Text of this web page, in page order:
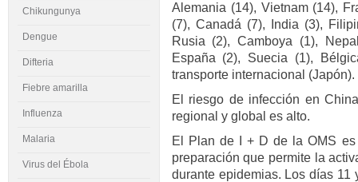
Alemania (14), Vietnam (14),
(7), Canadá (7), India (3),
Rusia (2), Camboya (1),
España (2), Suecia (1),
transporte internacional (Japón).
El riesgo de infección en
regional y global es alto.
El Plan de I + D de la OMS
preparación que permite la
durante epidemias. Los días 11
Chikungunya
Dengue
Difteria
Fiebre amarilla
Influenza
Malaria
Virus del Ébola